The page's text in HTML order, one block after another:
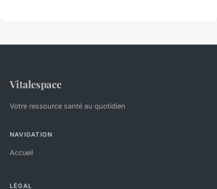
Vitalespace
Votre ressource santé au quotidien
NAVIGATION
Accueil
LÉGAL